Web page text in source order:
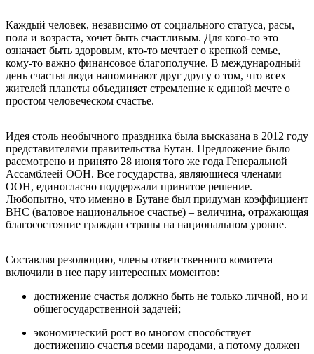
Каждый человек, независимо от социального статуса, расы,
пола и возраста, хочет быть счастливым. Для кого-то это
означает быть здоровым, кто-то мечтает о крепкой семье,
кому-то важно финансовое благополучие. В международный
день счастья люди напоминают друг другу о том, что всех
жителей планеты объединяет стремление к единой мечте о
простом человеческом счастье.
Идея столь необычного праздника была высказана в 2012 году
представителями правительства Бутан. Предложение было
рассмотрено и принято 28 июня того же года Генеральной
Ассамблеей ООН. Все государства, являющиеся членами
ООН, единогласно поддержали принятое решение.
Любопытно, что именно в Бутане был придуман коэффициент
ВНС (валовое национальное счастье) – величина, отражающая
благосостояние граждан страны на национальном уровне.
Составляя резолюцию, члены ответственного комитета
включили в нее пару интересных моментов:
достижение счастья должно быть не только личной, но и
общегосударственной задачей;
экономический рост во многом способствует
достижению счастья всеми народами, а потому должен